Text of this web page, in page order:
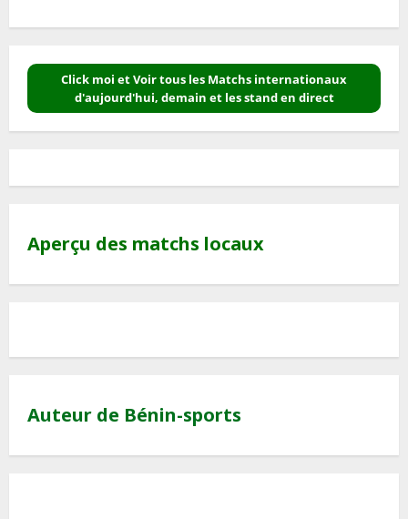
Click moi et Voir tous les Matchs internationaux
d'aujourd'hui, demain et les stand en direct
Aperçu des matchs locaux
Auteur de Bénin-sports